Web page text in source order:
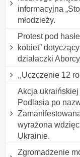
informacyjna
młodzieży.
Protest pod
kobiet”
działaczki
,,Uczczenie 12
Akcja ukraińskiej
Podlasia po
wyrażona
Ukrainie.
Zgromadzenie